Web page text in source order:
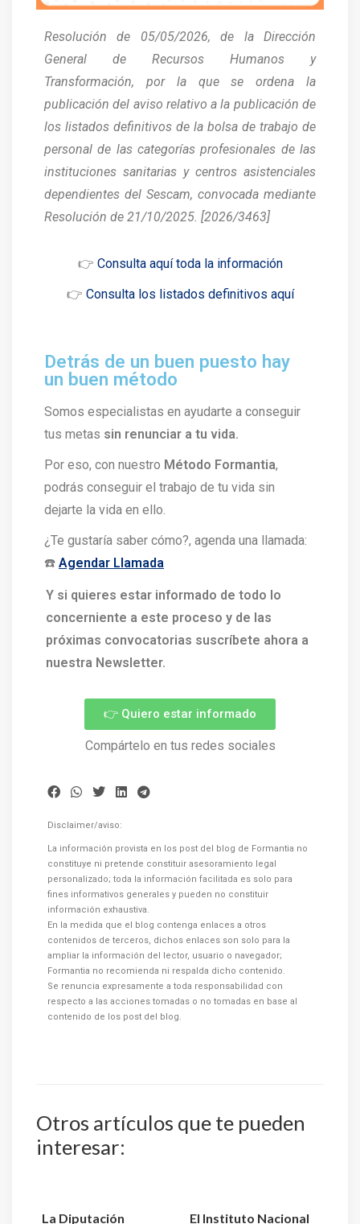
Resolución de 05/05/2026, de la Dirección
General de Recursos Humanos y
Transformación, por la que se ordena la
publicación del aviso relativo a la publicación de
los listados definitivos de la bolsa de trabajo de
personal de las categorías profesionales de las
instituciones sanitarias y centros asistenciales
dependientes del Sescam, convocada mediante
Resolución de 21/10/2025. [2026/3463]
👉 Consulta aquí toda la información
👉 Consulta los listados definitivos aquí
Detrás de un buen puesto hay
un buen método
Somos especialistas en ayudarte a conseguir
tus metas sin renunciar a tu vida.
Por eso, con nuestro Método Formantia,
podrás conseguir el trabajo de tu vida sin
dejarte la vida en ello.
¿Te gustaría saber cómo?, agenda una llamada:
☎️ Agendar Llamada
Y si quieres estar informado de todo lo
concerniente a este proceso y de las
próximas convocatorias suscríbete ahora a
nuestra Newsletter.
👉 Quiero estar informado
Compártelo en tus redes sociales
Disclaimer/aviso:
La información provista en los post del blog de Formantia no
constituye ni pretende constituir asesoramiento legal
personalizado; toda la información facilitada es solo para
fines informativos generales y pueden no constituir
información exhaustiva.
En la medida que el blog contenga enlaces a otros
contenidos de terceros, dichos enlaces son solo para la
ampliar la información del lector, usuario o navegador;
Formantia no recomienda ni respalda dicho contenido.
Se renuncia expresamente a toda responsabilidad con
respecto a las acciones tomadas o no tomadas en base al
contenido de los post del blog.
Otros artículos que te pueden
interesar:
La Diputación El Instituto Nacional